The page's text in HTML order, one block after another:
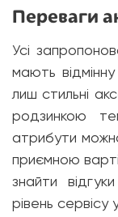
Переваги
Усі
мають
лиш стильні
родзинкою
атрибути
приємною
знайти
рівень сервісу